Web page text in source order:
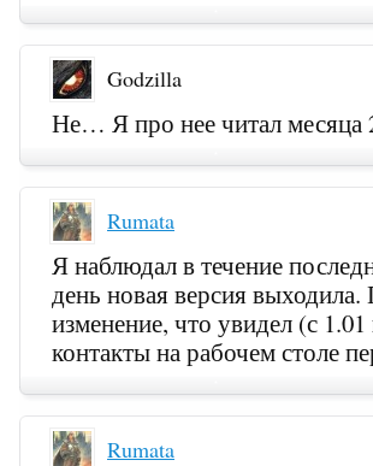
Godzilla
Не… Я про нее читал месяца
Rumata
Я наблюдал в течение
день новая версия выходила.
изменение, что увидел (с
контакты на рабочем столе
Rumata